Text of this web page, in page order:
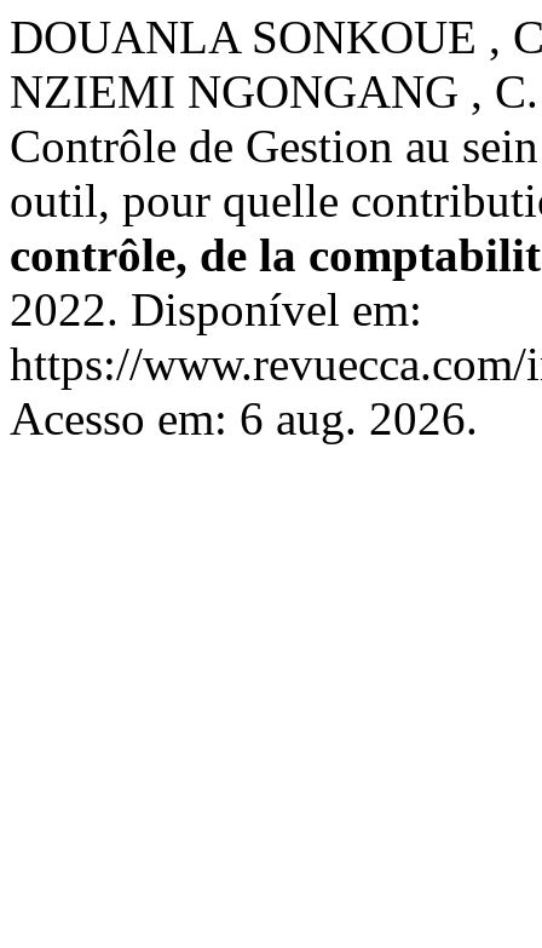
DOUANLA SONKOUE ,
NZIEMI NGONGANG ,
Contrôle de Gestion au
outil, pour quelle
contrôle, de la
2022. Disponível em:
https://
Acesso em: 6 aug. 2026.